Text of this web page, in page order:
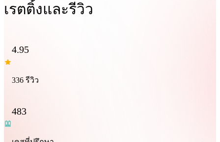
เรตติ้งและรีวิว
4.95
336 รีวิว
483